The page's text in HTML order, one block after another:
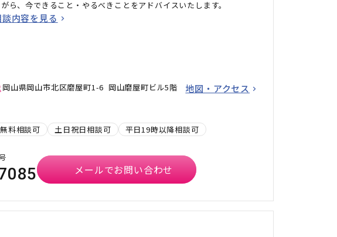
ら、今できること・やるべきことをアドバイスいたします。
内容を見る
岡山県岡山市北区磨屋町1-6 岡山磨屋町ビル5階 地図・アクセス
無料相談可 土日祝日相談可 平日19時以降相談可
メールでお問い合わせ